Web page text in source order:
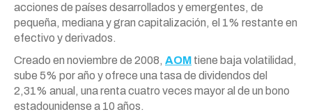
acciones de países desarrollados y emergentes, de
pequeña, mediana y gran capitalización, el 1% restante en
efectivo y derivados.
Creado en noviembre de 2008, AOM tiene baja volatilidad,
sube 5% por año y ofrece una tasa de dividendos del
2,31% anual, una renta cuatro veces mayor al de un bono
estadounidense a 10 años.